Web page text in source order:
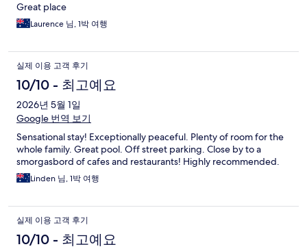
Great place
Laurence 님, 1박 여행
실제 이용 고객 후기
10/10 - 최고예요
2026년 5월 1일
Google 번역 보기
Sensational stay! Exceptionally peaceful. Plenty of room for the
whole family. Great pool. Off street parking. Close by to a
smorgasbord of cafes and restaurants! Highly recommended.
Linden 님, 1박 여행
실제 이용 고객 후기
10/10 - 최고예요